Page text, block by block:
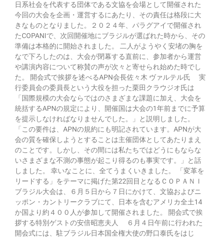
日系社会を代表する団体である文協を会場として開催された
今回の大会を企画・運営するにあたり、その責任は格段に大
きなものとなりました。２０２４年、パラグアイで開催され
たCOPANIで、次回開催地にブラジルが選ばれた時から、その
準備は本格的に開始されました。 二人がようやく安堵の胸を
なで下ろしたのは、大会が閉幕する直前に、参加者から運営
や講演内容について称賛の声が次々と寄せられ始めた時でし
た。 開会式で挨拶を述べるAPN会長佐々木 ヴァルテル氏 実
行委員会の委員長という大役を担った栗田クラウジオ氏は
「国際規模の大会ならではのさまざまな課題に加え、大会を
統括するAPNの規定により、開催国は大会の1年前までに予算
を提示しなければなりませんでした。」と説明しました。
「この要件は、APNの規約にも明記されています。APNが大
会の質を確保しようとすることは主催団体としてあたりまえ
のことです。しかし、その間には私たちではどうにもならな
いさまざまな不測の事態が起こり得るのも事実です。」と話
しました。 幸いなことに、全てうまくいきました。 「変革を
リードする」をテーマに掲げた第22回目となるＣＯＰＡＮＩ
ブラジル大会は、６月５日から７日にかけて、文協およびニ
ッポン・カントリークラブにて、日本を含むアメリカ全土14
か国より約４００人が参加して開催されました。 開会式で挨
拶する特別ゲストの安倍昭恵夫人 ６月４日午前に行われた
開会式には、駐ブラジル日本国全権大使の野口泰氏をはじ